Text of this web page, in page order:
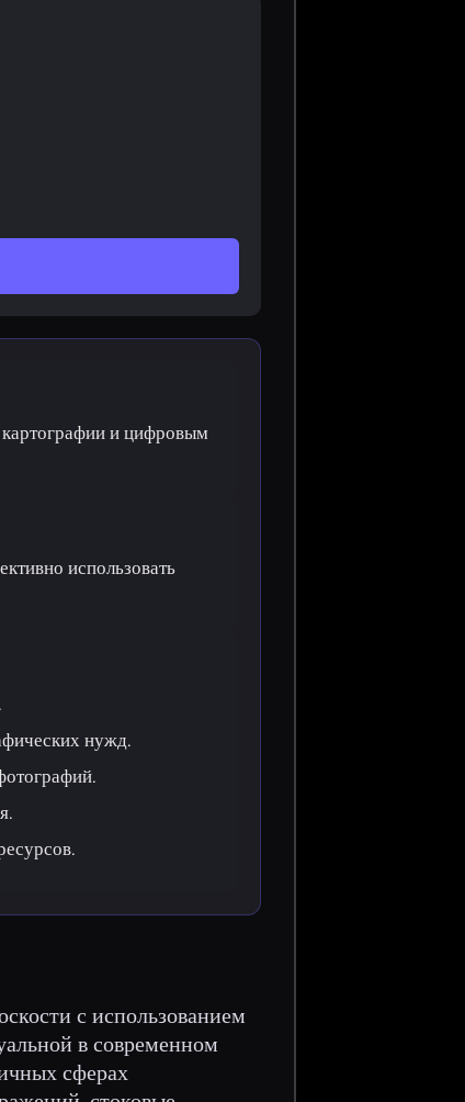
картографии и цифровым
использовать
нужд.
с использованием
в современном
сферах